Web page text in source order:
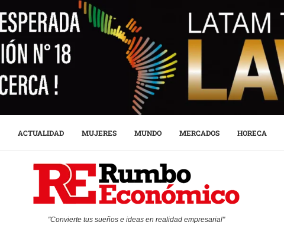
ACTUALIDAD MUJERES MUNDO MERCADOS HORECA
"Convierte tus sueños e ideas en realidad empresarial"